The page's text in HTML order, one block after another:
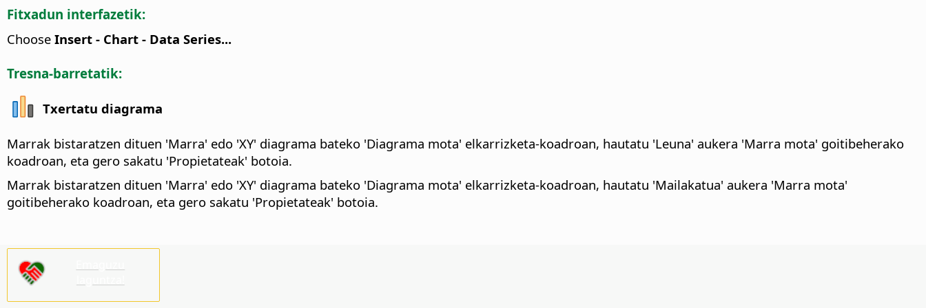
Fitxadun interfazetik:
Choose Insert - Chart - Data Series...
Tresna-barretatik:
Txertatu diagrama
Marrak bistaratzen dituen 'Marra' edo 'XY' diagrama bateko 'Diagrama mota' elkarrizketa-koadroan, hautatu 'Leuna' aukera 'Marra mota' goitibeherako
koadroan, eta gero sakatu 'Propietateak' botoia.
Marrak bistaratzen dituen 'Marra' edo 'XY' diagrama bateko 'Diagrama mota' elkarrizketa-koadroan, hautatu 'Mailakatua' aukera 'Marra mota'
goitibeherako koadroan, eta gero sakatu 'Propietateak' botoia.